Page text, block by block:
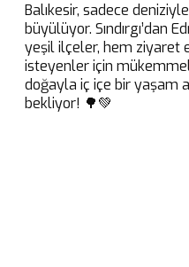
Balıkesir, sadece
büyülüyor. Sındırgı’dan
yeşil ilçeler, hem ziyaret
isteyenler için
doğayla iç içe bir yaşam
bekliyor! 🌳💚